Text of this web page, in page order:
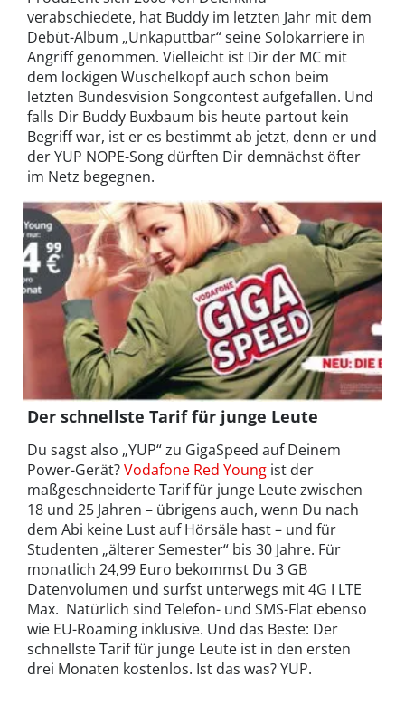
verabschiedete, hat Buddy im letzten Jahr mit dem
Debüt-Album „Unkaputtbar“ seine Solokarriere in
Angriff genommen. Vielleicht ist Dir der MC mit
dem lockigen Wuschelkopf auch schon beim
letzten Bundesvision Songcontest aufgefallen. Und
falls Dir Buddy Buxbaum bis heute partout kein
Begriff war, ist er es bestimmt ab jetzt, denn er und
der YUP NOPE-Song dürften Dir demnächst öfter
im Netz begegnen.
Der schnellste Tarif für junge Leute
Du sagst also „YUP“ zu GigaSpeed auf Deinem
Power-Gerät?Vodafone Red Young ist der
maßgeschneiderte Tarif für junge Leute zwischen
18 und 25 Jahren – übrigens auch, wenn Du nach
dem Abi keine Lust auf Hörsäle hast – und für
Studenten „älterer Semester“ bis 30 Jahre. Für
monatlich 24,99 Euro bekommst Du 3 GB
Datenvolumen und surfst unterwegs mit 4G I LTE
Max. Natürlich sind Telefon- und SMS-Flat ebenso
wie EU-Roaming inklusive. Und das Beste: Der
schnellste Tarif für junge Leute ist in den ersten
drei Monaten kostenlos. Ist das was? YUP.